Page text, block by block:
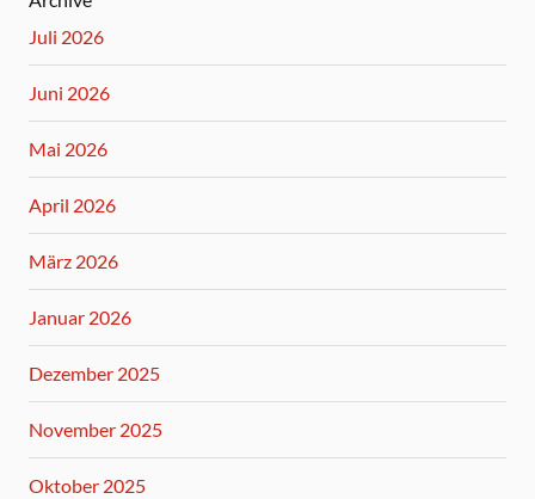
Juli 2026
Juni 2026
Mai 2026
April 2026
März 2026
Januar 2026
Dezember 2025
November 2025
Oktober 2025